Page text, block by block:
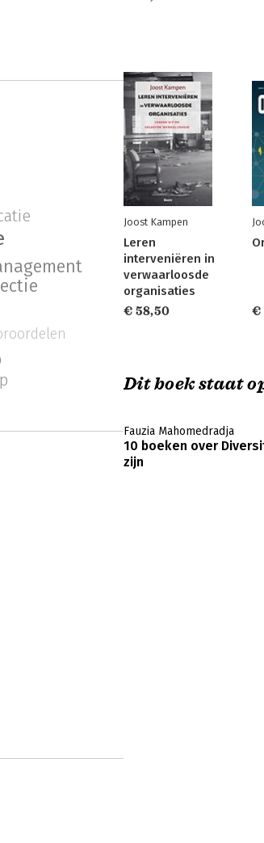
Joost Kampen
Leren
interveniëren in
verwaarloosde
organisaties
€ 58,50
€
Dit boek staat
Fauzia Mahomedradja
10 boeken over
zijn